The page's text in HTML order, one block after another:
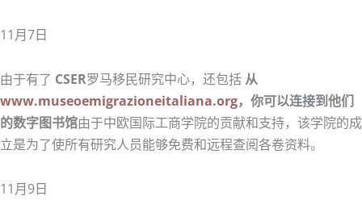
11月7日
由于有了 CSER罗马移民研究中心，还包括 从
www.museoemigrazioneitaliana.org，你可以连接到他们
的数字图书馆由于中欧国际工商学院的贡献和支持，该学院的成
立是为了使所有研究人员能够免费和远程查阅各卷资料。
11月9日